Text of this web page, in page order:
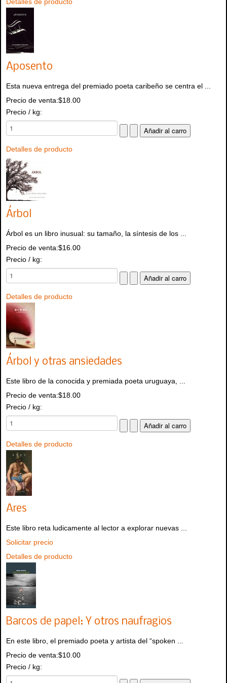
Aposento
Esta nueva entrega del premiado poeta caribeño se centra el ...
Precio de venta:$18.00
Precio / kg:
Detalles de producto
Árbol
Árbol es un libro inusual: su tamaño, la síntesis de los ...
Precio de venta:$16.00
Precio / kg:
Detalles de producto
Árbol y otras ansiedades
Este libro de la conocida y premiada poeta uruguaya, ...
Precio de venta:$18.00
Precio / kg:
Detalles de producto
Ares
Este libro reta ludicamente al lector a explorar nuevas ...
Solicitar precio
Detalles de producto
Barcos de papel: Y otros naufragios
En este libro, el premiado poeta y artista del “spoken ...
Precio de venta:$10.00
Precio / kg: